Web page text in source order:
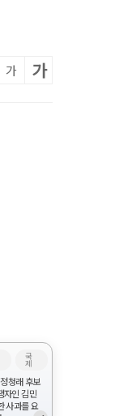
가 가
국
제
청래 후보
자인 김민
사과를 요